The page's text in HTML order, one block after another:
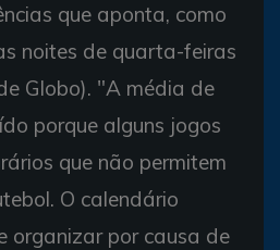
que aponta, como
noites de quarta-feiras
Globo). "A média de
porque alguns jogos
que não permitem
O calendário
organizar por causa de